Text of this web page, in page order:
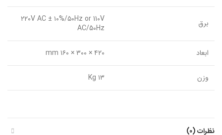
برق
۲۲۰V AC ± ۱۰%/۵۰Hz or 110V
AC/50Hz
ابعاد ۴۲۰ × ۳۰۰ × ۱۶۰ mm
وزن ۱۳ Kg
نظرات (0)